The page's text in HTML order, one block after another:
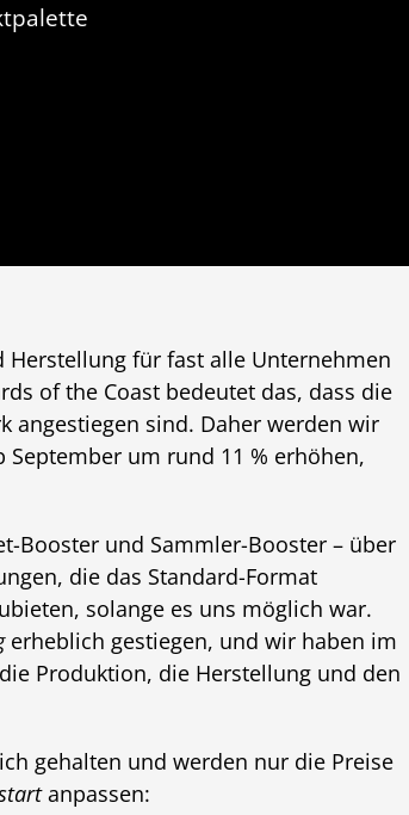
Herstellung für fast alle Unternehmen
of the Coast bedeutet das, dass die
angestiegen sind. Daher werden wir
um rund 11 % erhöhen,
Booster und Sammler-Booster – über
die das Standard-Format
solange es uns möglich war.
erheblich gestiegen, und wir haben im
Produktion, die Herstellung und den
gehalten und werden nur die Preise
anpassen: